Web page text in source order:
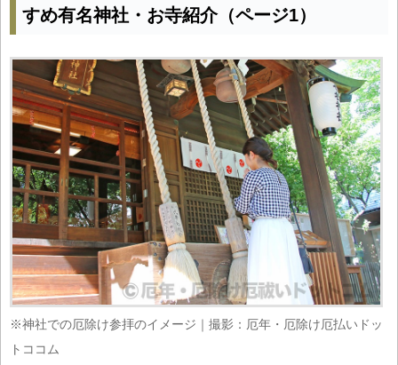
すめ有名神社・お寺紹介（ページ1）
※神社での厄除け参拝のイメージ｜撮影：厄年・厄除け厄払いドッ
トココム